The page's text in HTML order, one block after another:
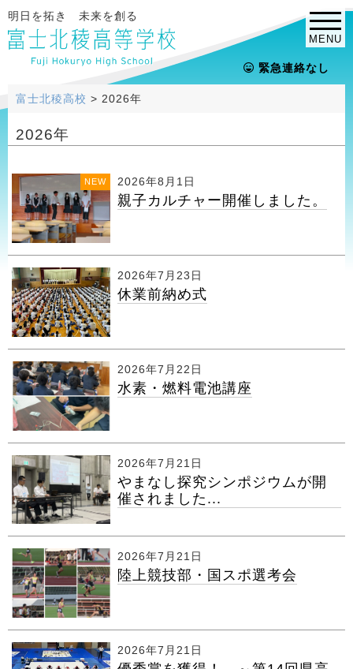
MENU
明日を拓き 未来を創る
緊急連絡なし
富士北稜高校 > 2026年
2026年
NEW 2026年8月1日
親子カルチャー開催しました。
2026年7月23日
休業前納め式
2026年7月22日
水素・燃料電池講座
2026年7月21日
やまなし探究シンポジウムが開
催されました...
2026年7月21日
陸上競技部・国スポ選考会
2026年7月21日